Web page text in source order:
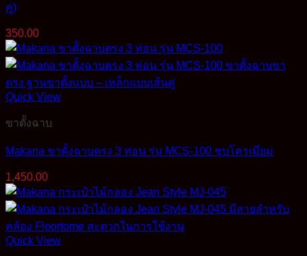
คู่)
350.00
Quick View
ขาตั้งฉาบ
Makana ขาตั้งฉาบตรง 3 ท่อน รุ่น MCS-100 ชุบโครเมี่ยม
1,450.00
Quick View